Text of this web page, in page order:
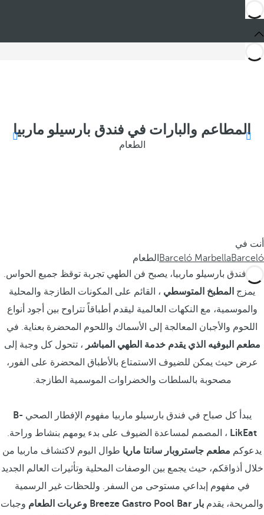
المطاعم والبارات في فندق بارسيلو ماربيا
الطعام
أنت في
Barceló
Barceló Marbella الطعام
في فندق بارسيلو ماربيا، يصبح فن الطهي تجربة توقظ جميع الحواس.
يمزج المطبخ المتوسطي ، القائم على المكونات الطازجة والمحلية
والموسمية، مع النكهات العالمية ليقدم أطباقاً تتراوح بين أجود أنواع
اللحوم والأجبان المعالجة إلى الأسماك واللحوم المحضرة بعناية. في
مطعم البوفيه الذي يقدم خدمة الطهي المباشر ، تتحول كل وجبة إلى
عرض حيث يمكن للضيوف الاستمتاع بالأطباق المحضرة على الفور،
مصحوبة بالسلطات والخضراوات الموسمية الطازجة.
يبدأ كل صباح في فندق بارسيلو ماربيا مفهوم الإفطار الصحي B-
LikEat ، المصمم لمساعدة الضيوف على بدء يومهم بنشاط وراحة.
يدعوكم مطعم جاستروبار سانتا ماريا طوال اليوم لاكتشاف ماربيا من
خلال أذواقكم، حيث يجمع بين الوصفات المحلية وتأثيرات العالم الجديد
في مفهوم إبداعي مستوحى من السفر. وللحظات غير الرسمية
والمريحة، يقدم بار Breeze Gastro Pool Bar وعربات الطعام وجبات